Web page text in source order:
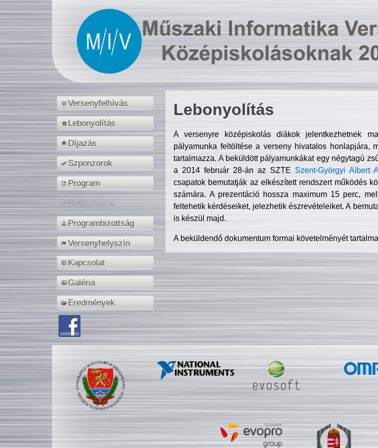
Versenyfelhívás
Lebonyolítás
Díjazás
Szponzorok
Program
Regisztráció
Programbizottság
Versenyhelyszín
Kapcsolat
Galéria
Eredmények
Lebonyolítás
A versenyre középiskolás diákok jelentkezhetnek
pályamunka feltöltése a verseny hivatalos honlapjára,
tartalmazza. A beküldött pályamunkákat egy négytagú
a 2014 február 28-án az SZTE Szent-Györgyi Albert
csapatok bemutatják az elkészített rendszert működés
számára. A prezentáció hossza maximum 15 perc,
feltehetik kérdéseiket, jelezhetik észrevételeiket. A
is készül majd.
A beküldendő dokumentum formai követelményét